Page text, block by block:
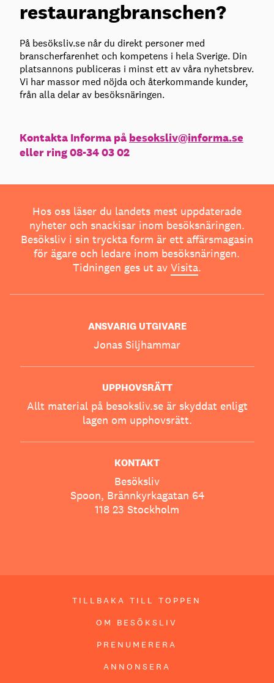
restaurangbranschen?
På besöksliv.se når du direkt personer med
branscherfarenhet och kompetens i hela Sverige. Din
platsannons publiceras i minst ett av våra nyhetsbrev.
Vi har massor med nöjda och återkommande kunder,
från alla delar av besöksnäringen.
Kontakta Informa på besoksliv@informa.se
eller ring 08-34 03 02
Hos oss läser du landets mest uppdaterade
nyheter och snackisar inom besöksnäringen.
Besöksliv i sin tryckta form är ett affärsmagasin
för ägare och ledare inom besöksnäringen.
Tidningen ges ut av Visita.
ANSVARIG UTGIVARE
Jonas Siljhammar
UPPHOVSRÄTT
Allt material på besoksliv.se är skyddat enligt
lagen om upphovsrätt.
KONTAKT
Besöksliv
Spoon, Brännkyrkagatan 64
118 23 Stockholm
TILLBAKA TILL TOPPEN
OM BESÖKSLIV
PRENUMERERA
ANNONSERA